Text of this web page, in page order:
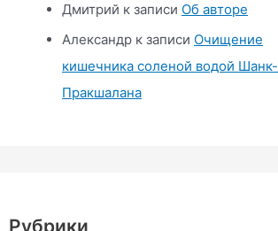
Дмитрий к записи Об авторе
Александр к записи Очищение
кишечника соленой водой Шанк-
Пракшалана
Рубрики